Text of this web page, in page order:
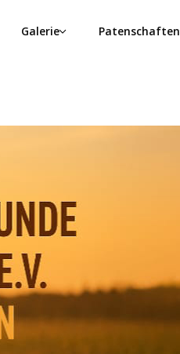
Galerie Patenschaften